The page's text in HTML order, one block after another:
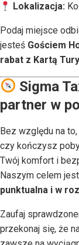
Lokalizacja:
Podaj miejsce
jesteś Gościem
rabat z Kartą
Sigma
partner w
Bez względu na
czy kończysz
Twój komfort i
Naszym celem
punktualna i w
Zaufaj
przekonaj się, że